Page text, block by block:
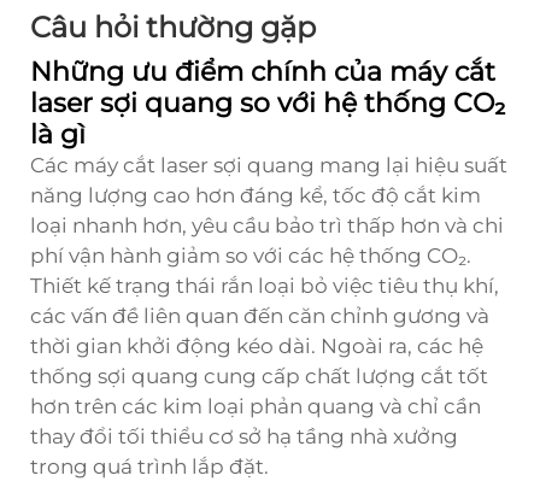
Câu hỏi thường gặp
Những ưu điểm chính của máy cắt
laser sợi quang so với hệ thống CO₂
là gì
Các máy cắt laser sợi quang mang lại hiệu suất
năng lượng cao hơn đáng kể, tốc độ cắt kim
loại nhanh hơn, yêu cầu bảo trì thấp hơn và chi
phí vận hành giảm so với các hệ thống CO₂.
Thiết kế trạng thái rắn loại bỏ việc tiêu thụ khí,
các vấn đề liên quan đến căn chỉnh gương và
thời gian khởi động kéo dài. Ngoài ra, các hệ
thống sợi quang cung cấp chất lượng cắt tốt
hơn trên các kim loại phản quang và chỉ cần
thay đổi tối thiểu cơ sở hạ tầng nhà xưởng
trong quá trình lắp đặt.